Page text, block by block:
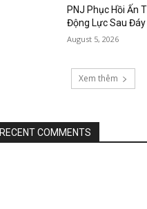
PNJ Phục Hồi Ấn
Động Lực Sau Đáy
August 5, 2026
Xem thêm
RECENT COMMENTS